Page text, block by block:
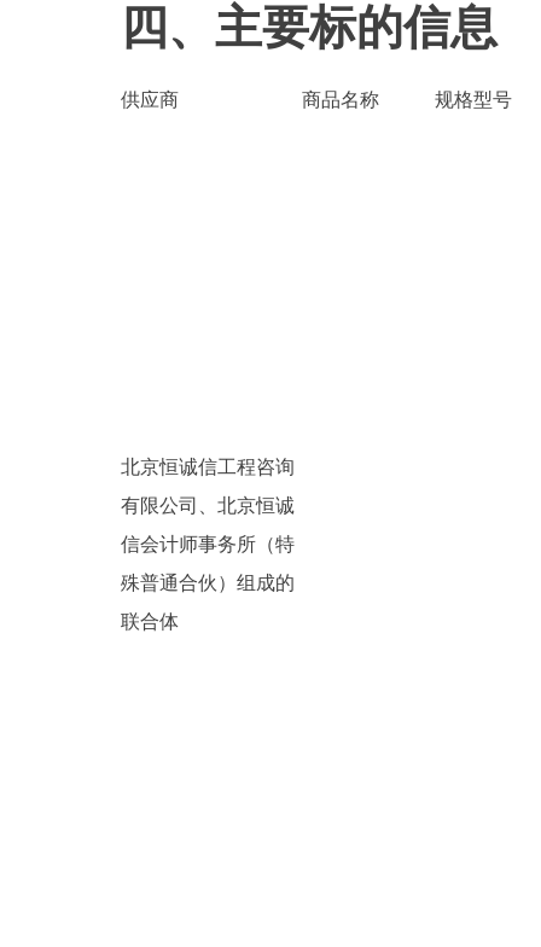
四、主要标的信息
供应商 商品名称 规格型号
北京恒诚信工程咨询
有限公司、北京恒诚
信会计师事务所（特
殊普通合伙）组成的
联合体